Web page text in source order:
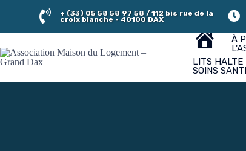
+ (33) 05 58 58 97 58 / 112 bis rue de la
croix blanche - 40100 DAX
À
LITS HALTE
SOINS